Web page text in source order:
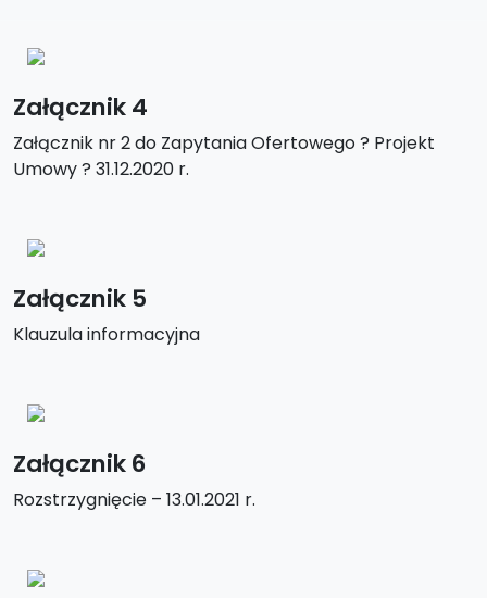
Załącznik 4
Załącznik nr 2 do Zapytania Ofertowego ? Projekt
Umowy ? 31.12.2020 r.
Załącznik 5
Klauzula informacyjna
Załącznik 6
Rozstrzygnięcie – 13.01.2021 r.